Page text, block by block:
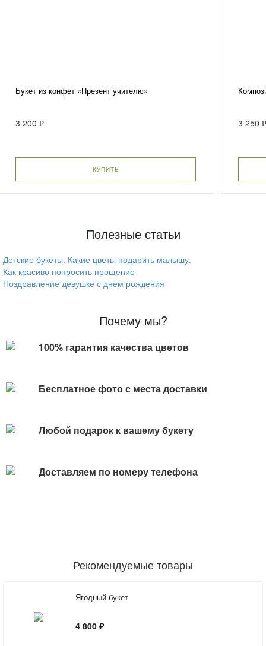
Букет из конфет «Презент учителю»
3 200 ₽
КУПИТЬ
3 250
Полезные статьи
Детские букеты. Какие цветы подарить малышу.
Как красиво попросить прощение
Поздравление девушке с днем рождения
Почему мы?
100% гарантия качества цветов
Бесплатное фото с места доставки
Любой подарок к вашему букету
Доставляем по номеру телефона
Рекомендуемые товары
Ягодный букет
4 800 ₽